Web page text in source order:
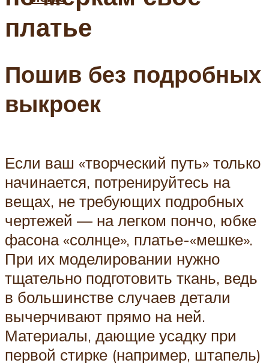
платье
Пошив без подробных
выкроек
Если ваш «творческий путь» только
начинается, потренируйтесь на
вещах, не требующих подробных
чертежей — на легком пончо, юбке
фасона «солнце», платье-«мешке».
При их моделировании нужно
тщательно подготовить ткань, ведь
в большинстве случаев детали
вычерчивают прямо на ней.
Материалы, дающие усадку при
первой стирке (например, штапель)